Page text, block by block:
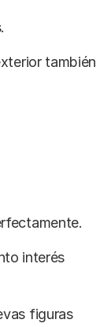
también
interés
figuras